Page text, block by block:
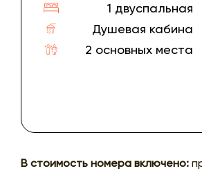
1 двуспальная
Душевая кабина
2 основных места
В стоимость номера включено: